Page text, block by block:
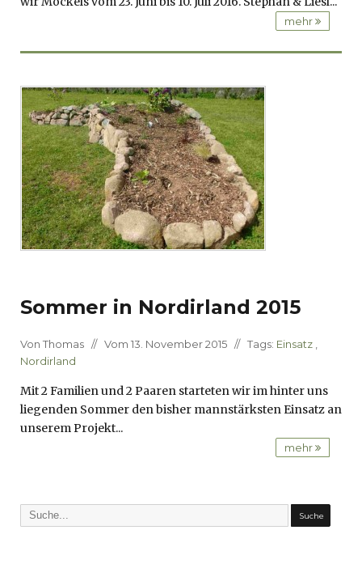
mehr
Sommer in Nordirland 2015
Von Thomas // Vom 13. November 2015 // Tags: Einsatz
Nordirland
Mit 2 Familien und 2 Paaren starteten wir im hinter uns
liegenden Sommer den bisher mannstärksten Einsatz an
unserem Projekt...
mehr